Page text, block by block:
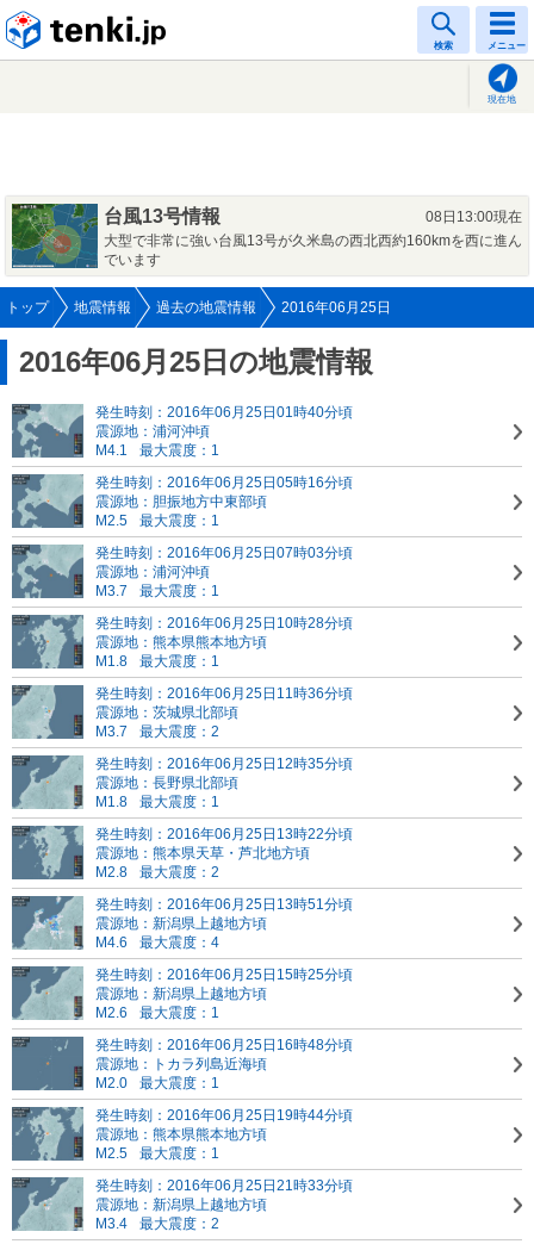
検索 メニュー
現在地
台風13号情報
08日13:00現在
大型で非常に強い台風13号が久米島の西北西約160kmを西に進ん
でいます
トップ 地震情報 過去の地震情報 2016年06月25日
2016年06月25日の地震情報
発生時刻：2016年06月25日01時40分頃
震源地：浦河沖頃
M4.1
最大震度：1
発生時刻：2016年06月25日05時16分頃
震源地：胆振地方中東部頃
M2.5
最大震度：1
発生時刻：2016年06月25日07時03分頃
震源地：浦河沖頃
M3.7
最大震度：1
発生時刻：2016年06月25日10時28分頃
震源地：熊本県熊本地方頃
M1.8
最大震度：1
発生時刻：2016年06月25日11時36分頃
震源地：茨城県北部頃
M3.7
最大震度：2
発生時刻：2016年06月25日12時35分頃
震源地：長野県北部頃
M1.8
最大震度：1
発生時刻：2016年06月25日13時22分頃
震源地：熊本県天草・芦北地方頃
M2.8
最大震度：2
発生時刻：2016年06月25日13時51分頃
震源地：新潟県上越地方頃
M4.6
最大震度：4
発生時刻：2016年06月25日15時25分頃
震源地：新潟県上越地方頃
M2.6
最大震度：1
発生時刻：2016年06月25日16時48分頃
震源地：トカラ列島近海頃
M2.0
最大震度：1
発生時刻：2016年06月25日19時44分頃
震源地：熊本県熊本地方頃
M2.5
最大震度：1
発生時刻：2016年06月25日21時33分頃
震源地：新潟県上越地方頃
M3.4
最大震度：2